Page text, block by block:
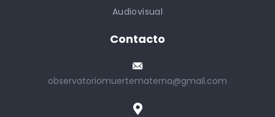
Audiovisual
Contacto
observatoriomuertematerna@gmail.com